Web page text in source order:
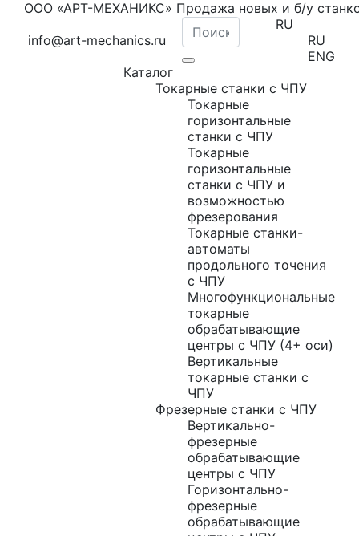
ООО «АРТ-МЕХАНИКС» Продажа новых и б/у
info@art-mechanics.ru
RU
RU
ENG
Каталог
Токарные станки с ЧПУ
Токарные
горизонтальные
станки с ЧПУ
Токарные
горизонтальные
станки с ЧПУ и
возможностью
фрезерования
Токарные станки-
автоматы
продольного точения
с ЧПУ
Многофункциональные
токарные
обрабатывающие
центры с ЧПУ (4+ оси)
Вертикальные
токарные станки с
ЧПУ
Фрезерные станки с ЧПУ
Вертикально-
фрезерные
обрабатывающие
центры с ЧПУ
Горизонтально-
фрезерные
обрабатывающие